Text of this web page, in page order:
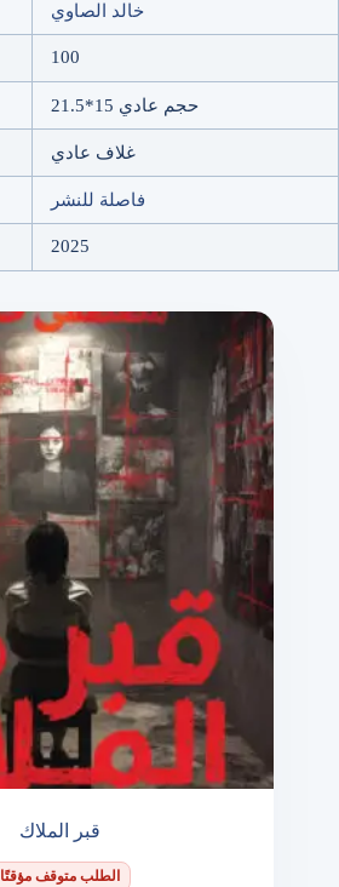
خالد الصاوي
100
حجم عادي 15*21.5
غلاف عادي
فاصلة للنشر
2025
قبر الملاك
الطلب متوقف مؤقتًا